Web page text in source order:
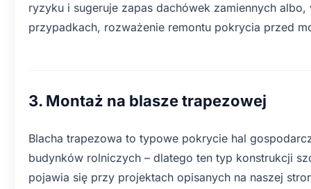
ryzyku i sugeruje zapas dachówek zamiennych albo,
przypadkach, rozważenie remontu pokrycia przed
3. Montaż na blasze trapezowej
Blacha trapezowa to typowe pokrycie hal
budynków rolniczych – dlatego ten typ konstrukcji
pojawia się przy projektach opisanych na naszej